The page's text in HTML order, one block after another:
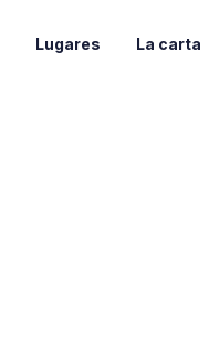
Lugares La carta